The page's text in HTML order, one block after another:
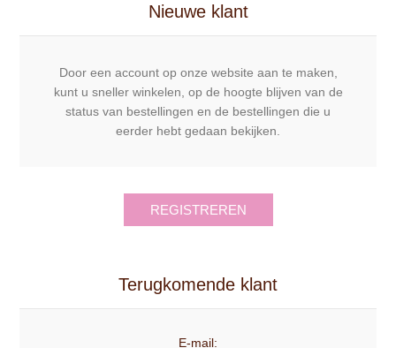
Nieuwe klant
Door een account op onze website aan te maken,
kunt u sneller winkelen, op de hoogte blijven van de
status van bestellingen en de bestellingen die u
eerder hebt gedaan bekijken.
REGISTREREN
Terugkomende klant
E-mail: